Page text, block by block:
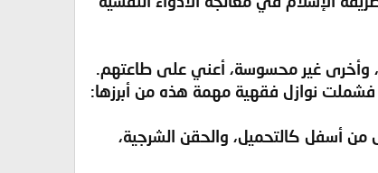
وأخرى غير محسوسة، أعني على طاعتهم.
فشملت نوازل فقهية مهمة هذه من أبرزها:
من أسفل كالتحميل، والحقن الشرجية،